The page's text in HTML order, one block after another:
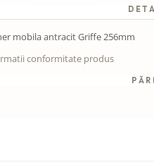
mobila antracit Griffe 256mm
conformitate produs